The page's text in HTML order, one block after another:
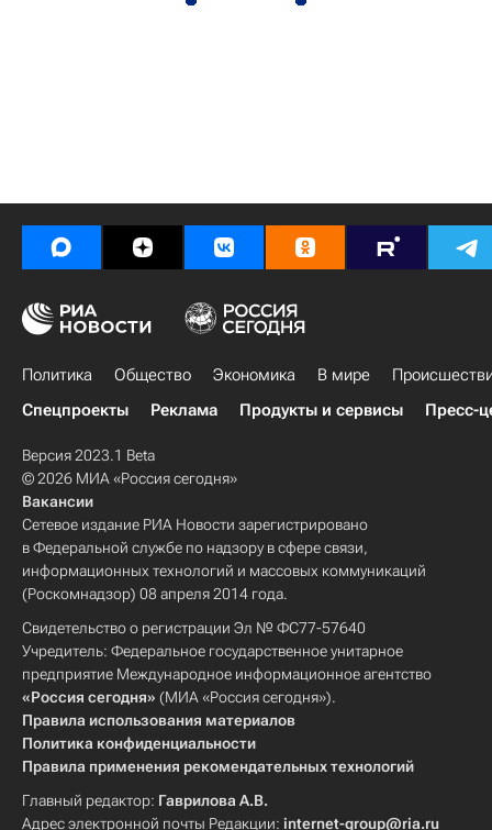
Политика Общество Экономика В мире
Спецпроекты
Реклама Продукты и сервисы Пресс-
Версия 2023.1 Beta
© 2026 МИА «Россия сегодня»
Вакансии
Сетевое издание РИА Новости зарегистрировано
в Федеральной службе по надзору в сфере связи,
информационных технологий и массовых коммуникаций
(Роскомнадзор) 08 апреля 2014 года.
Свидетельство о регистрации Эл № ФС77-57640
Учредитель: Федеральное государственное унитарное
предприятие Международное информационное агентство
«Россия сегодня» (МИА «Россия сегодня»).
Правила использования материалов
Политика конфиденциальности
Правила применения рекомендательных технологий
Главный редактор: Гаврилова А.В.
Адрес электронной почты Редакции: internet-group@ria.ru